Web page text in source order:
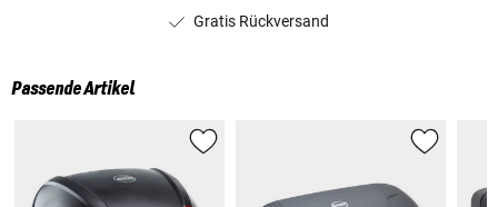
Gratis Rückversand
Passende Artikel